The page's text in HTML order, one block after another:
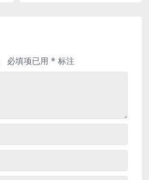
必填项已用 * 标注